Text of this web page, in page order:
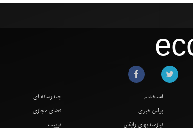
استخدام
بولتن خبری
نیازمندیهای رایگان
چندرسانه ای
فضای مجازی
توییت